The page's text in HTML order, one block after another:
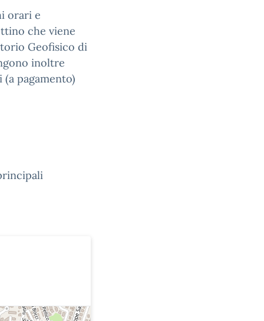
orari e
che viene
Geofisico di
inoltre
pagamento)